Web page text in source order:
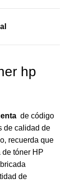
hp
de código
de calidad de
recuerda que
de tóner HP
de